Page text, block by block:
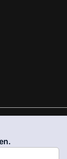
site zijn de
Voorwaarden